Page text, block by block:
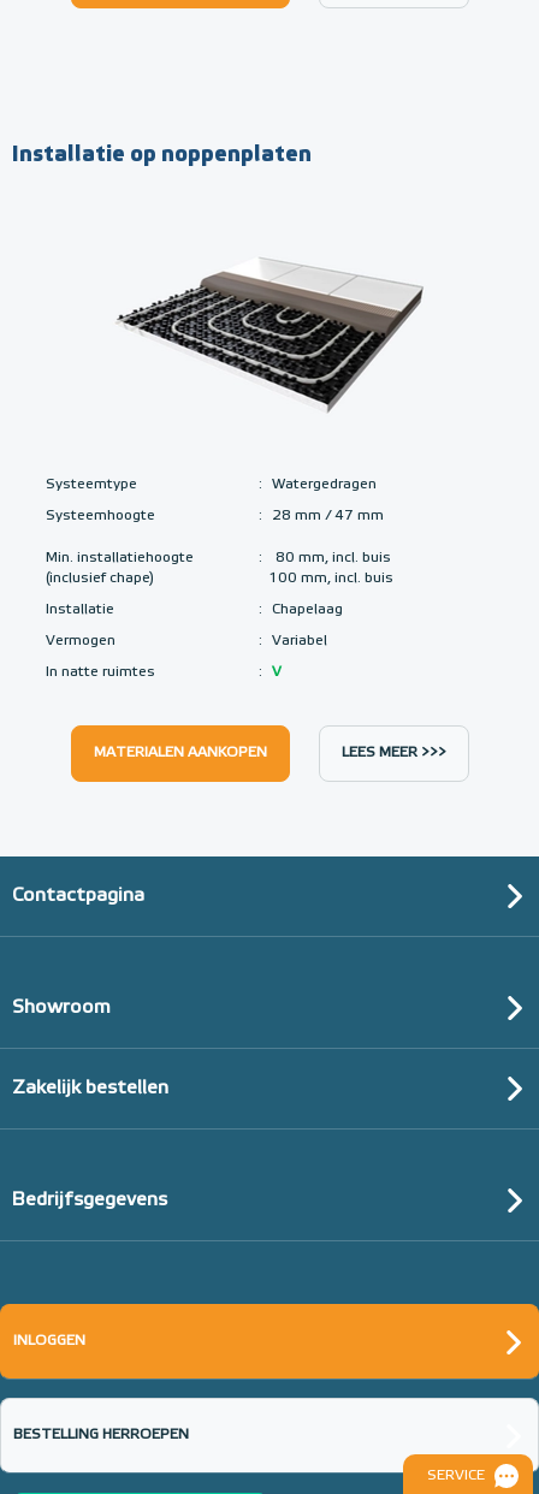
Installatie op noppenplaten
Systeemtype : Watergedragen
Systeemhoogte : 28 mm / 47 mm
Min. installatiehoogte
(inclusief chape)
:
80 mm, incl. buis
100 mm, incl. buis
Installatie : Chapelaag
Vermogen : Variabel
In natte ruimtes : V
MATERIALEN AANKOPEN LEES MEER >>>
Contactpagina
Showroom
Zakelijk bestellen
Bedrijfsgegevens
INLOGGEN
BESTELLING HERROEPEN
SERVICE